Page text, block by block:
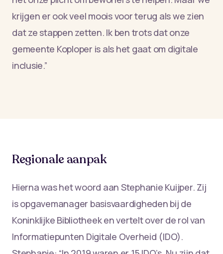
krijgen er ook veel moois voor terug als we zien
dat ze stappen zetten. Ik ben trots dat onze
gemeente Koploper is als het gaat om digitale
inclusie.”
Regionale aanpak
Hierna was het woord aan Stephanie Kuijper. Zij
is opgavemanager basisvaardigheden bij de
Koninklijke Bibliotheek en vertelt over de rol van
Informatiepunten Digitale Overheid (IDO).